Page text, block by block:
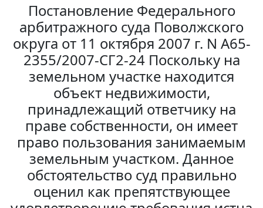
Постановление Федерального
арбитражного суда Поволжского
округа от 11 октября 2007 г. N А65-
2355/2007-СГ2-24 Поскольку на
земельном участке находится
объект недвижимости,
принадлежащий ответчику на
праве собственности, он имеет
право пользования занимаемым
земельным участком. Данное
обстоятельство суд правильно
оценил как препятствующее